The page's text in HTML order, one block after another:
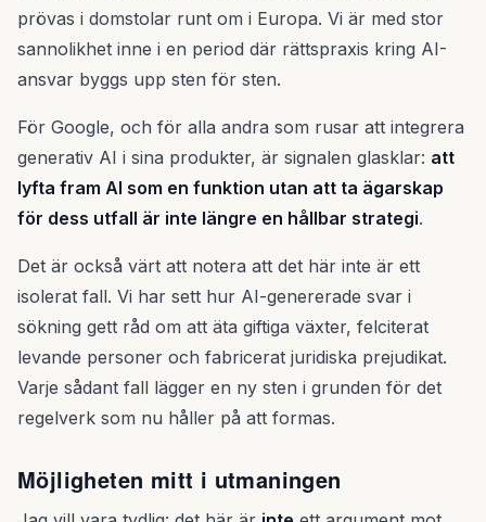
prövas i domstolar runt om i Europa. Vi är med stor
sannolikhet inne i en period där rättspraxis kring AI-
ansvar byggs upp sten för sten.
För Google, och för alla andra som rusar att integrera
generativ AI i sina produkter, är signalen glasklar: att
lyfta fram AI som en funktion utan att ta ägarskap
för dess utfall är inte längre en hållbar strategi.
Det är också värt att notera att det här inte är ett
isolerat fall. Vi har sett hur AI-genererade svar i
sökning gett råd om att äta giftiga växter, felciterat
levande personer och fabricerat juridiska prejudikat.
Varje sådant fall lägger en ny sten i grunden för det
regelverk som nu håller på att formas.
Möjligheten mitt i utmaningen